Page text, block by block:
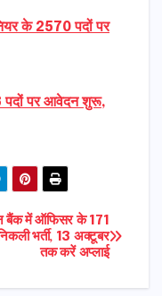
के 2570 पदों पर
पदों पर आवेदन शुरू,
बैंक में ऑफिसर के 171
भर्ती, 13 अक्टूबर
तक करें अप्लाई